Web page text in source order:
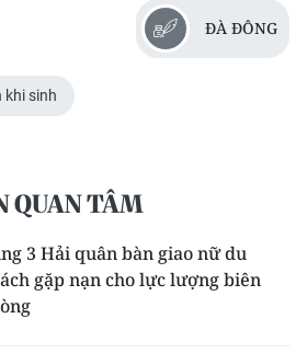
nghệ
ĐÀ ĐÔNG
khi sinh
QUAN TÂM
3 Hải quân bàn giao nữ du
gặp nạn cho lực lượng biên